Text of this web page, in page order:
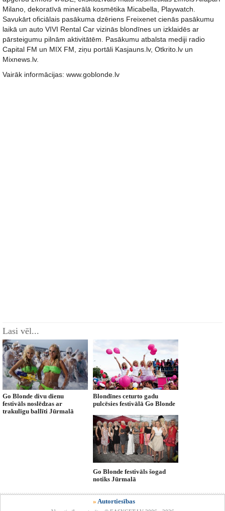
Milano, dekoratīvā minerālā kosmētika Micabella, Playwatch.
Savukārt oficiālais pasākuma dzēriens Freixenet cienās pasākumu
laikā un auto VIVI Rental Car vizinās blondīnes un izklaidēs ar
pārsteigumu pilnām aktivitātēm. Pasākumu atbalsta mediji radio
Capital FM un MIX FM, ziņu portāli Kasjauns.lv, Otkrito.lv un
Mixnews.lv.
Vairāk informācijas: www.goblonde.lv
Lasi vēl...
Go Blonde divu dienu
festivāls noslēdzas ar
trakulīgu ballīti Jūrmalā
Blondīnes ceturto gadu
pulcēsies festivālā Go Blonde
Go Blonde festivāls šogad
notiks Jūrmalā
» Autortiesības